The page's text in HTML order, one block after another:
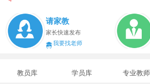
上海家教网免责声明
教员首次给家长打电话注意事项
上海家教网教员首次上门试教注意事项
上海家教网女生家教安全必读！
请家教
家长快速发布
我要找老师
教员库 学员库 专业教师